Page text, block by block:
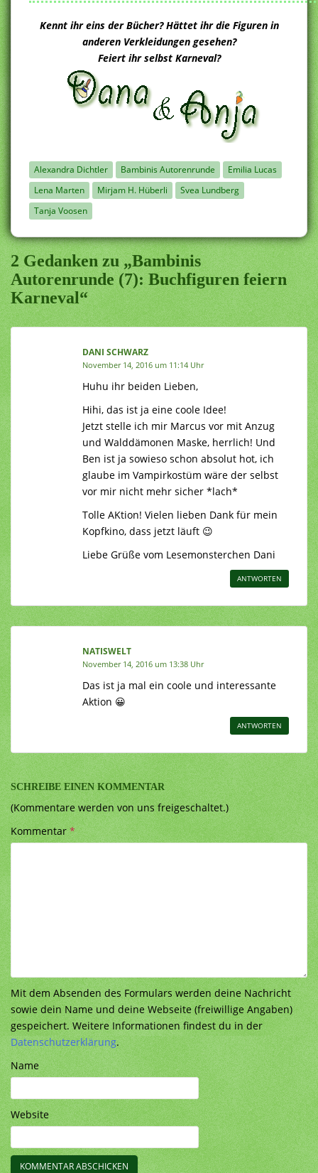
Kennt ihr eins der Bücher? Hättet ihr die Figuren in
anderen Verkleidungen gesehen?
Feiert ihr selbst Karneval?
Alexandra Dichtler Bambinis Autorenrunde
Emilia Lucas
Lena Marten
Mirjam H. Hüberli
Svea Lundberg
Tanja Voosen
2 Gedanken zu „Bambinis
Autorenrunde (7): Buchfiguren feiern
Karneval“
DANI SCHWARZ
November 14, 2016 um 11:14 Uhr
Huhu ihr beiden Lieben,
Hihi, das ist ja eine coole Idee!
Jetzt stelle ich mir Marcus vor mit Anzug
und Walddämonen Maske, herrlich! Und
Ben ist ja sowieso schon absolut hot, ich
glaube im Vampirkostüm wäre der selbst
vor mir nicht mehr sicher *lach*
Tolle AKtion! Vielen lieben Dank für mein
Kopfkino, dass jetzt läuft 😉
Liebe Grüße vom Lesemonsterchen Dani
ANTWORTEN
NATISWELT
November 14, 2016 um 13:38 Uhr
Das ist ja mal ein coole und interessante
Aktion 😀
ANTWORTEN
SCHREIBE EINEN KOMMENTAR
(Kommentare werden von uns freigeschaltet.)
Kommentar*
Mit dem Absenden des Formulars werden deine Nachricht
sowie dein Name und deine Webseite (freiwillige Angaben)
gespeichert. Weitere Informationen findest du in der
Datenschutzerklärung.
Name
Website